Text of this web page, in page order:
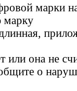
марки
марку
она не
о